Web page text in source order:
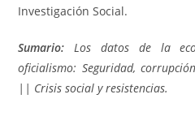
Investigación Social.
Sumario:Los datos de la
oficialismo: Seguridad,
|| Crisis social y resistencias.